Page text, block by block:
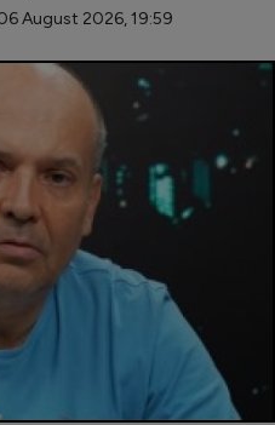
August 2026, 19:59